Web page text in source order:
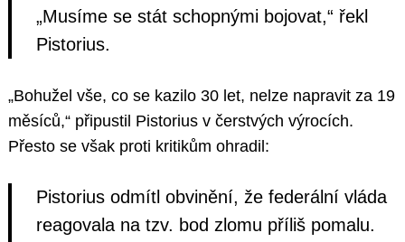
„Musíme se stát schopnými bojovat,“ řekl
Pistorius.
„Bohužel vše, co se kazilo 30 let, nelze napravit za 19
měsíců,“ připustil Pistorius v čerstvých výrocích.
Přesto se však proti kritikům ohradil:
Pistorius odmítl obvinění, že federální vláda
reagovala na tzv. bod zlomu příliš pomalu.